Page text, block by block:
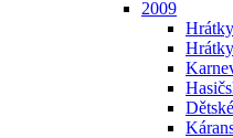
2009